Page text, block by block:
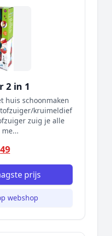
2 in 1
huis schoonmaken
kruimeldief
zuig je alle
prijs
webshop